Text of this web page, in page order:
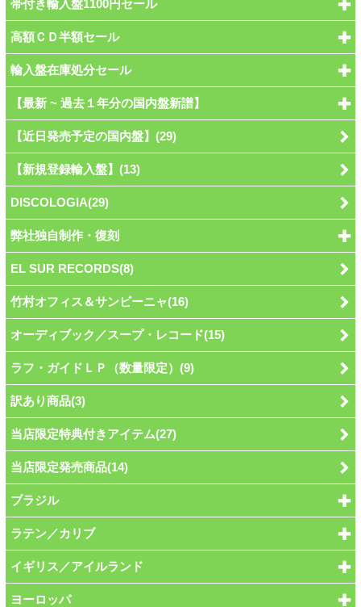
帯付き輸入盤1100円セール
高額ＣＤ半額セール
輸入盤在庫処分セール
【最新 ~ 過去１年分の国内盤新譜】
【近日発売予定の国内盤】(29)
【新規登録輸入盤】(13)
DISCOLOGIA(29)
弊社独自制作・復刻
EL SUR RECORDS(8)
竹村オフィス＆サンビーニャ(16)
オーディブック／スープ・レコード(15)
ラフ・ガイドＬＰ（数量限定）(9)
訳あり商品(3)
当店限定特典付きアイテム(27)
当店限定発売商品(14)
ブラジル
ラテン／カリブ
イギリス／アイルランド
ヨーロッパ